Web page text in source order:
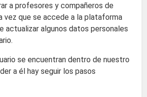
a profesores y compañeros de
vez que se accede a la plataforma
actualizar algunos datos personales
se encuentran dentro de nuestro
a él hay seguir los pasos